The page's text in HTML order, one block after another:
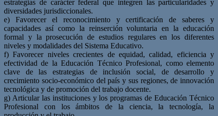
estrategias de carácter federal que integren las particularidades y
diversidades jurisdiccionales.
e) Favorecer el reconocimiento y certificación de saberes y
capacidades así como la reinserción voluntaria en la educación
formal y la prosecución de estudios regulares en los diferentes
niveles y modalidades del Sistema Educativo.
f) Favorecer niveles crecientes de equidad, calidad, eficiencia y
efectividad de la Educación Técnico Profesional, como elemento
clave de las estrategias de inclusión social, de desarrollo y
crecimiento socio-económico del país y sus regiones, de innovación
tecnológica y de promoción del trabajo docente.
g) Articular las instituciones y los programas de Educación Técnico
Profesional con los ámbitos de la ciencia, la tecnología, la